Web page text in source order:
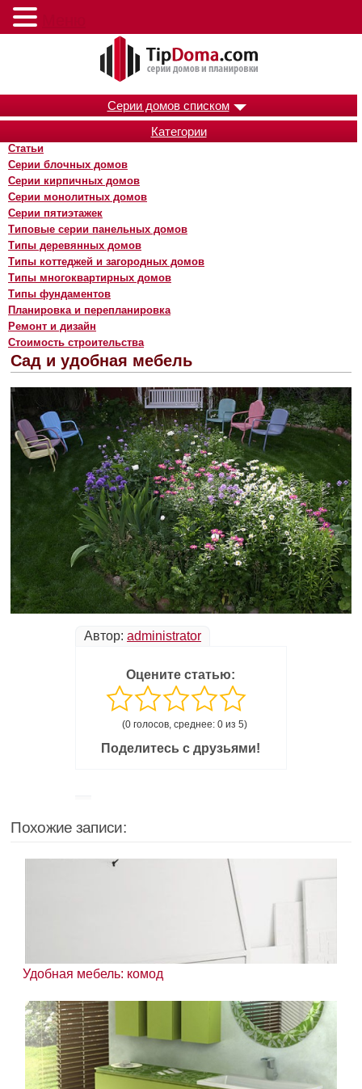
Серии домов списком
Категории
Статьи
Серии блочных домов
Серии кирпичных домов
Серии монолитных домов
Серии пятиэтажек
Типовые серии панельных домов
Типы деревянных домов
Типы коттеджей и загородных домов
Типы многоквартирных домов
Типы фундаментов
Планировка и перепланировка
Ремонт и дизайн
Стоимость строительства
Сад и удобная мебель
Автор: administrator
Оцените статью:
(0 голосов, среднее: 0 из 5)
Поделитесь с друзьями!
Похожие записи:
Удобная мебель: комод